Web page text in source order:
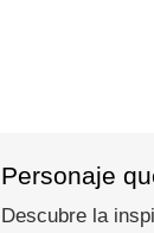
Personaje
Descubre la